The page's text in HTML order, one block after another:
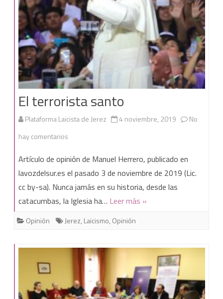
la
Fiscalía.
El terrorista santo
Plataforma Laicista de Jerez 4 noviembre, 2019
No
hay comentarios
terrorista
santo
Artículo de opinión de Manuel Herrero, publicado en
lavozdelsur.es el pasado 3 de noviembre de 2019 (Lic.
cc by-sa). Nunca jamás en su historia, desde las
catacumbas, la Iglesia ha… Leer más »
Opinión Jerez, Laicismo, Opinión